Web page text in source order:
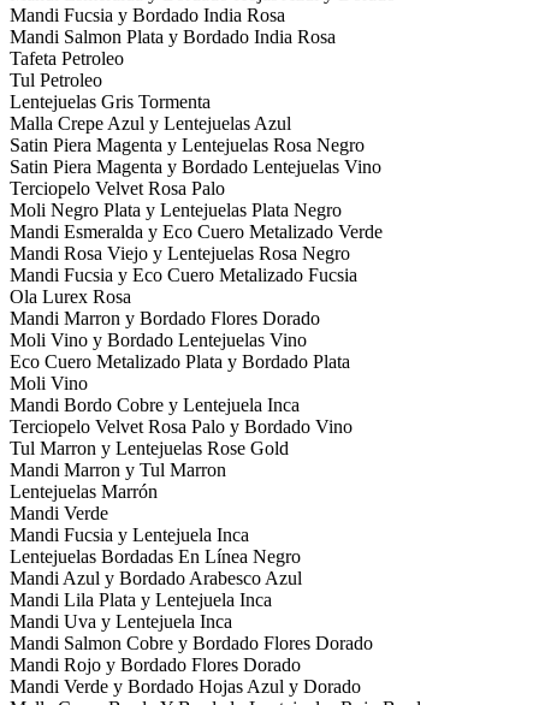
Mandi Fucsia y Bordado India Rosa
Mandi Salmon Plata y Bordado India Rosa
Tafeta Petroleo
Tul Petroleo
Lentejuelas Gris Tormenta
Malla Crepe Azul y Lentejuelas Azul
Satin Piera Magenta y Lentejuelas Rosa Negro
Satin Piera Magenta y Bordado Lentejuelas Vino
Terciopelo Velvet Rosa Palo
Moli Negro Plata y Lentejuelas Plata Negro
Mandi Esmeralda y Eco Cuero Metalizado Verde
Mandi Rosa Viejo y Lentejuelas Rosa Negro
Mandi Fucsia y Eco Cuero Metalizado Fucsia
Ola Lurex Rosa
Mandi Marron y Bordado Flores Dorado
Moli Vino y Bordado Lentejuelas Vino
Eco Cuero Metalizado Plata y Bordado Plata
Moli Vino
Mandi Bordo Cobre y Lentejuela Inca
Terciopelo Velvet Rosa Palo y Bordado Vino
Tul Marron y Lentejuelas Rose Gold
Mandi Marron y Tul Marron
Lentejuelas Marrón
Mandi Verde
Mandi Fucsia y Lentejuela Inca
Lentejuelas Bordadas En Línea Negro
Mandi Azul y Bordado Arabesco Azul
Mandi Lila Plata y Lentejuela Inca
Mandi Uva y Lentejuela Inca
Mandi Salmon Cobre y Bordado Flores Dorado
Mandi Rojo y Bordado Flores Dorado
Mandi Verde y Bordado Hojas Azul y Dorado